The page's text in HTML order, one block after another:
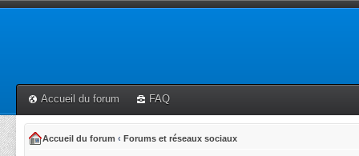
Accueil du forum FAQ
Accueil du forum ‹ Forums et réseaux sociaux